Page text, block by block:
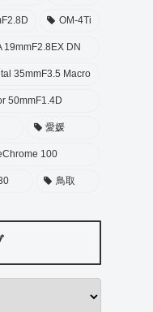
OM-4Ti
19mmF2.8EX DN
35mmF3.5 Macro
50mmF1.4D
愛媛
100
鳥取